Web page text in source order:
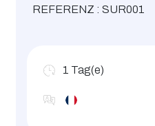
REFERENZ : SUR001
1 Tag(e)